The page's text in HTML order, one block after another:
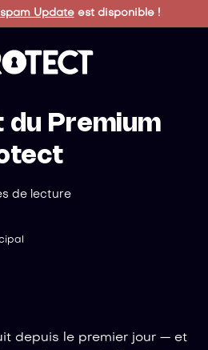
Updateest disponible !
du Premium
de lecture
depuis le premier jour — et